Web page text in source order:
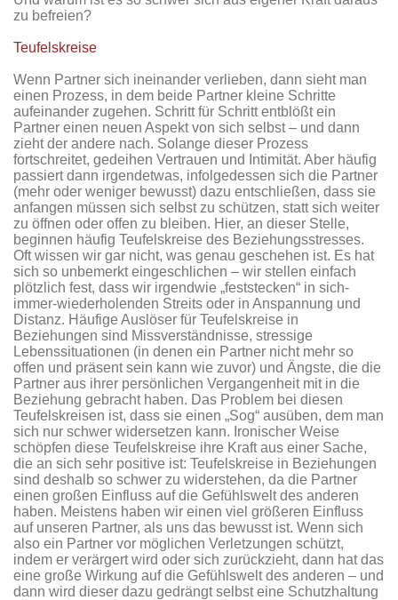
zu befreien?
Teufelskreise
Wenn Partner sich ineinander verlieben, dann sieht man
einen Prozess, in dem beide Partner kleine Schritte
aufeinander zugehen. Schritt für Schritt entblößt ein
Partner einen neuen Aspekt von sich selbst – und dann
zieht der andere nach. Solange dieser Prozess
fortschreitet, gedeihen Vertrauen und Intimität. Aber häufig
passiert dann irgendetwas, infolgedessen sich die Partner
(mehr oder weniger bewusst) dazu entschließen, dass sie
anfangen müssen sich selbst zu schützen, statt sich weiter
zu öffnen oder offen zu bleiben. Hier, an dieser Stelle,
beginnen häufig Teufelskreise des Beziehungsstresses.
Oft wissen wir gar nicht, was genau geschehen ist. Es hat
sich so unbemerkt eingeschlichen – wir stellen einfach
plötzlich fest, dass wir irgendwie „feststecken“ in sich-
immer-wiederholenden Streits oder in Anspannung und
Distanz. Häufige Auslöser für Teufelskreise in
Beziehungen sind Missverständnisse, stressige
Lebenssituationen (in denen ein Partner nicht mehr so
offen und präsent sein kann wie zuvor) und Ängste, die die
Partner aus ihrer persönlichen Vergangenheit mit in die
Beziehung gebracht haben. Das Problem bei diesen
Teufelskreisen ist, dass sie einen „Sog“ ausüben, dem man
sich nur schwer widersetzen kann. Ironischer Weise
schöpfen diese Teufelskreise ihre Kraft aus einer Sache,
die an sich sehr positive ist: Teufelskreise in Beziehungen
sind deshalb so schwer zu widerstehen, da die Partner
einen großen Einfluss auf die Gefühlswelt des anderen
haben. Meistens haben wir einen viel größeren Einfluss
auf unseren Partner, als uns das bewusst ist. Wenn sich
also ein Partner vor möglichen Verletzungen schützt,
indem er verärgert wird oder sich zurückzieht, dann hat das
eine große Wirkung auf die Gefühlswelt des anderen – und
dann wird dieser dazu gedrängt selbst eine Schutzhaltung